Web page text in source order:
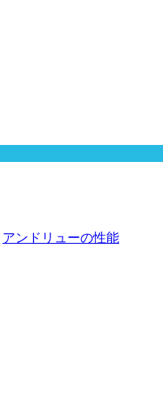
アンドリューの性能